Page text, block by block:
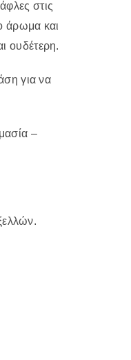
στις
άρωμα και
ουδέτερη.
για να
–